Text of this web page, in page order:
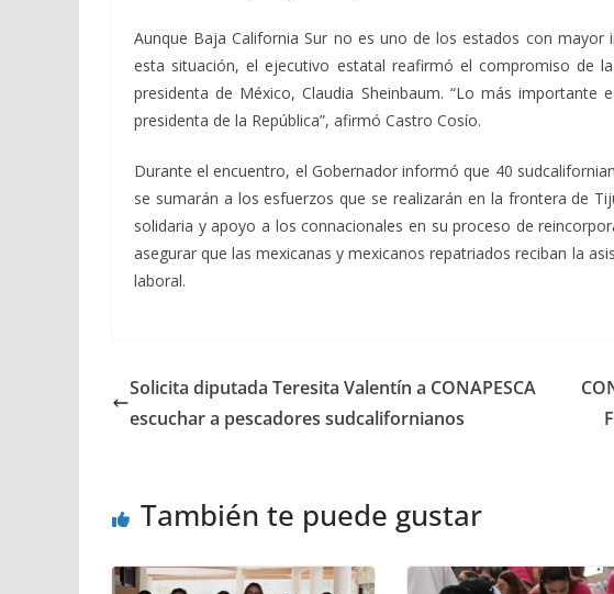
Aunque Baja California Sur no es uno de los estados con
esta situación, el ejecutivo estatal reafirmó el compromiso de
presidenta de México, Claudia Sheinbaum. “Lo más importante
presidenta de la República”, afirmó Castro Cosío.
Durante el encuentro, el Gobernador informó que 40
se sumarán a los esfuerzos que se realizarán en la frontera de
solidaria y apoyo a los connacionales en su proceso de
asegurar que las mexicanas y mexicanos repatriados reciban la
laboral.
Solicita diputada Teresita Valentín a CONAPESCA
escuchar a pescadores sudcalifornianos
También te puede gustar